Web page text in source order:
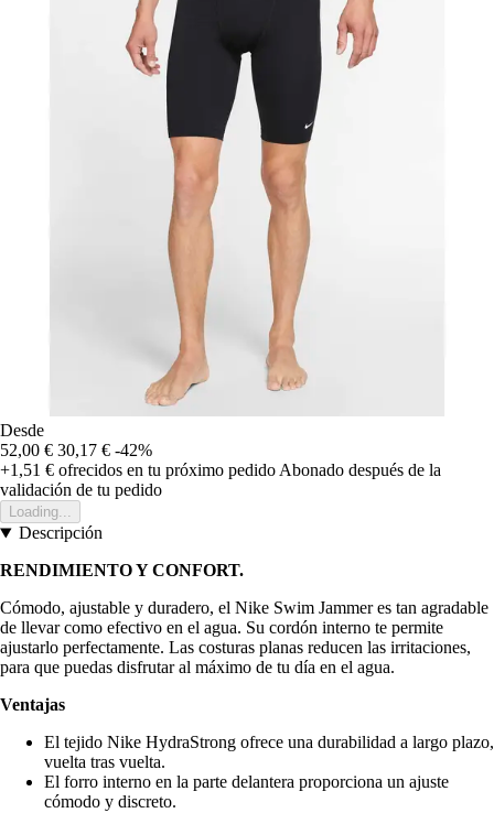
Desde
52,00 € 30,17 € -42%
+1,51 € ofrecidos en tu próximo pedido Abonado después de la
validación de tu pedido
Loading...
Descripción
RENDIMIENTO Y CONFORT.
Cómodo, ajustable y duradero, el Nike Swim Jammer es tan agradable
de llevar como efectivo en el agua. Su cordón interno te permite
ajustarlo perfectamente. Las costuras planas reducen las irritaciones,
para que puedas disfrutar al máximo de tu día en el agua.
Ventajas
El tejido Nike HydraStrong ofrece una durabilidad a largo plazo,
vuelta tras vuelta.
El forro interno en la parte delantera proporciona un ajuste
cómodo y discreto.